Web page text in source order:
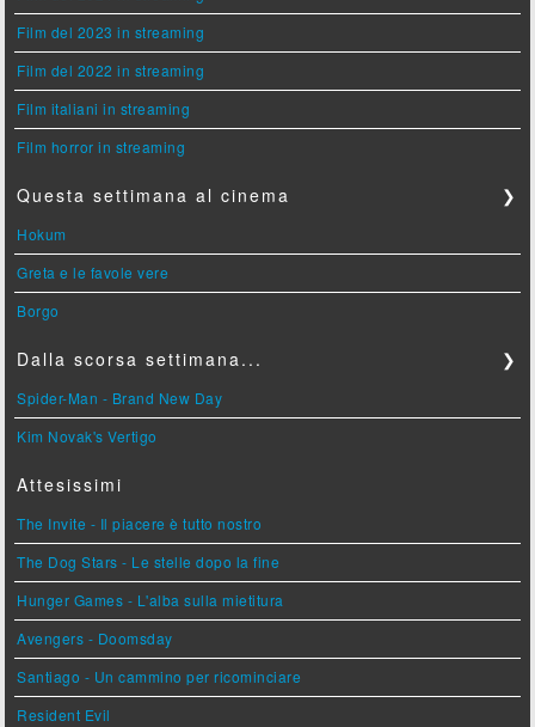
Film del 2023 in streaming
Film del 2022 in streaming
Film italiani in streaming
Film horror in streaming
Questa settimana al cinema ❯
Hokum
Greta e le favole vere
Borgo
Dalla scorsa settimana... ❯
Spider-Man - Brand New Day
Kim Novak's Vertigo
Attesissimi
The Invite - Il piacere è tutto nostro
The Dog Stars - Le stelle dopo la fine
Hunger Games - L'alba sulla mietitura
Avengers - Doomsday
Santiago - Un cammino per ricominciare
Resident Evil